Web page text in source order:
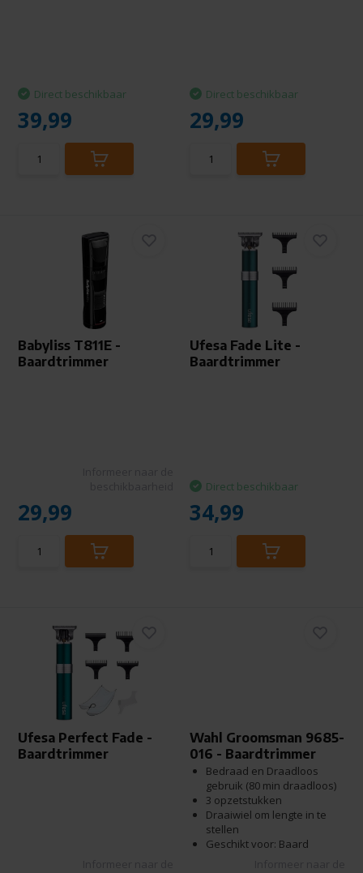
Direct beschikbaar
39,99
Direct beschikbaar
29,99
Babyliss T811E -
Baardtrimmer
29,99
Ufesa Fade Lite -
Baardtrimmer
Direct beschikbaar
34,99
Ufesa Perfect Fade -
Baardtrimmer
Wahl Groomsman 9685-
016 - Baardtrimmer
Bedraad en Draadloos
gebruik (80 min draadloos)
3 opzetstukken
Draaiwiel om lengte in te
stellen
Geschikt voor: Baard